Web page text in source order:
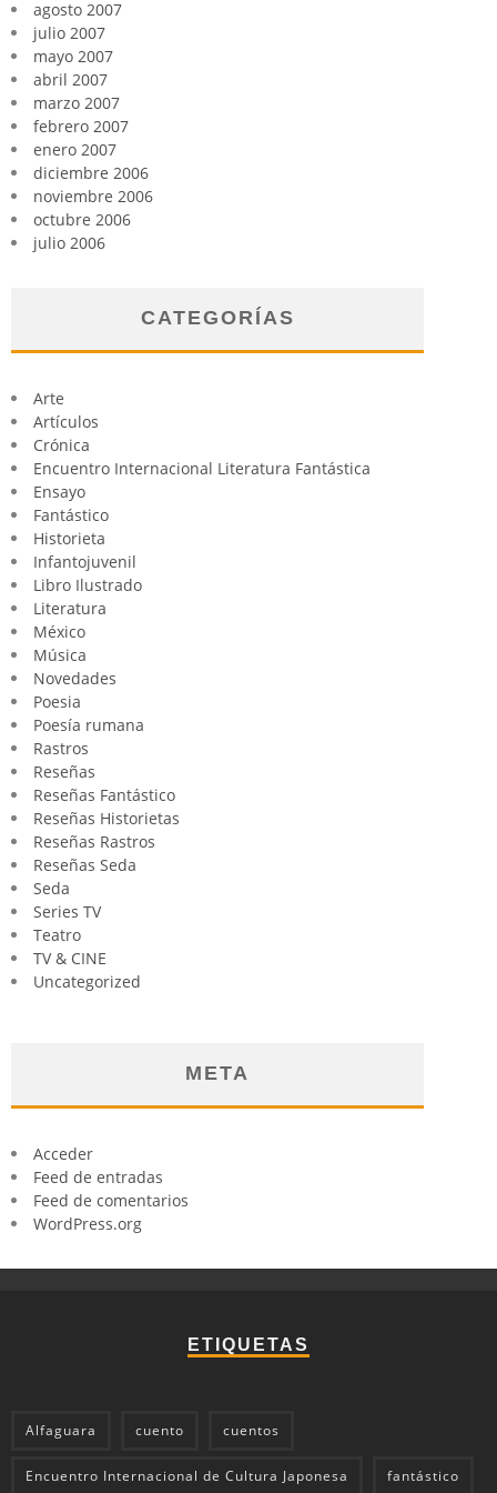
agosto 2007
julio 2007
mayo 2007
abril 2007
marzo 2007
febrero 2007
enero 2007
diciembre 2006
noviembre 2006
octubre 2006
julio 2006
CATEGORÍAS
Arte
Artículos
Crónica
Encuentro Internacional Literatura Fantástica
Ensayo
Fantástico
Historieta
Infantojuvenil
Libro Ilustrado
Literatura
México
Música
Novedades
Poesia
Poesía rumana
Rastros
Reseñas
Reseñas Fantástico
Reseñas Historietas
Reseñas Rastros
Reseñas Seda
Seda
Series TV
Teatro
TV & CINE
Uncategorized
META
Acceder
Feed de entradas
Feed de comentarios
WordPress.org
ETIQUETAS
Alfaguara cuento cuentos
Encuentro Internacional de Cultura Japonesa fantástico